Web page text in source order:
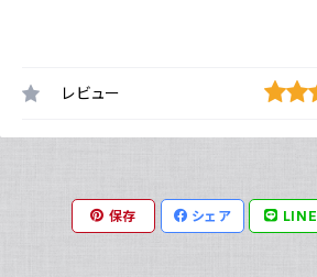
レビュー
保存 シェア LINE